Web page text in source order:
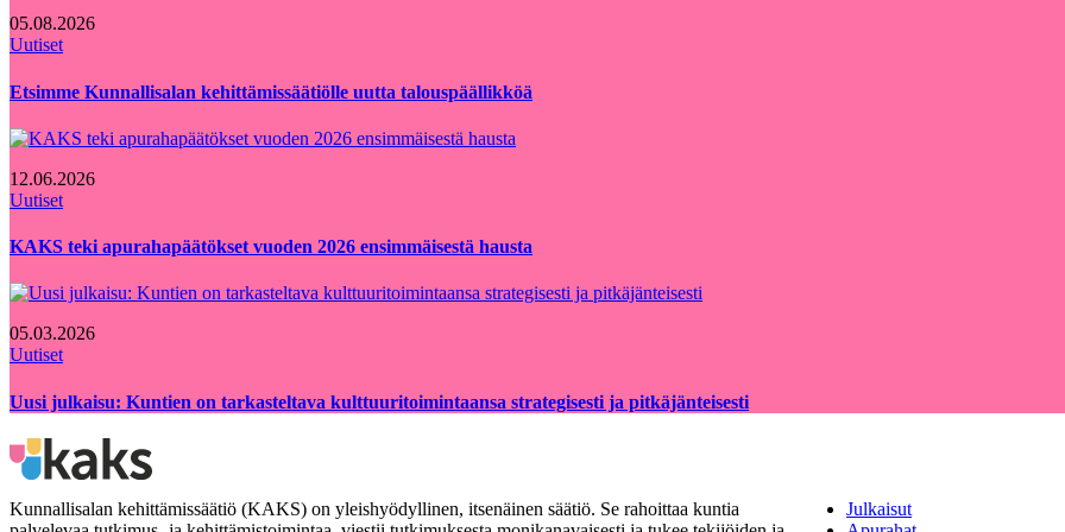
05.08.2026
Uutiset
Etsimme Kunnallisalan kehittämissäätiölle uutta talouspäällikköä
12.06.2026
Uutiset
KAKS teki apurahapäätökset vuoden 2026 ensimmäisestä hausta
05.03.2026
Uutiset
Uusi julkaisu: Kuntien on tarkasteltava kulttuuritoimintaansa strategisesti ja pitkäjänteisesti
Kunnallisalan kehittämissäätiö (KAKS) on yleishyödyllinen, itsenäinen säätiö. Se rahoittaa kuntia
Julkaisut